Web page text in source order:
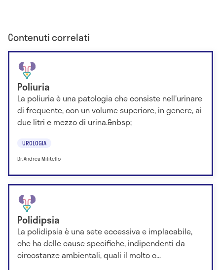
Contenuti correlati
Poliuria
La poliuria è una patologia che consiste nell'urinare
di frequente, con un volume superiore, in genere, ai
due litri e mezzo di urina.&nbsp;
UROLOGIA
Dr. Andrea Militello
Polidipsia
La polidipsia è una sete eccessiva e implacabile,
che ha delle cause specifiche, indipendenti da
circostanze ambientali, quali il molto c...